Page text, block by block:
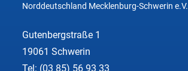
Norddeutschland Mecklenburg-Schwerin e.V.
Gutenbergstraße 1
19061 Schwerin
Tel: (03 85) 56 93 33